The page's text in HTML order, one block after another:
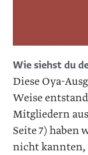
Wie siehst du
Diese Oya-
Weise
Mitgliedern
Seite 7) haben
nicht kannten,